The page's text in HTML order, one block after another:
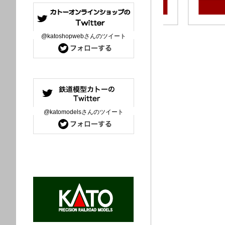
詳細
@katoshopwebさんのツイート
@katomodelsさんのツイート